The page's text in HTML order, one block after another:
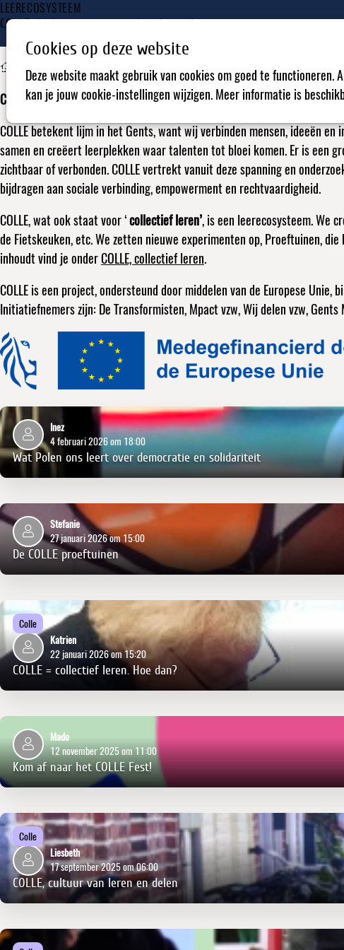
Cookies op deze website
Deze website maakt gebruik van cookies om goed te functioneren.
kan je jouw cookie-instellingen wijzigen. Meer informatie is
LEERECOSYSTEEM
COLLE, deel- en repareerstad in de maak
Praktijk Colle
COLLE is een sterk groeiend netwerk dat van delen en herstellen de
COLLE betekent lijm in het Gents, want wij verbinden mensen, ideeën
samen en creëert leerplekken waar talenten tot bloei komen. Er is een
zichtbaar of verbonden. COLLE vertrekt vanuit deze spanning en
bijdragen aan sociale verbinding, empowerment en rechtvaardigheid.
COLLE, wat ook staat voor ‘collectief leren’, is een leerecosysteem. We
de Fietskeuken, etc. We zetten nieuwe experimenten op, Proeftuinen,
inhoudt vind je onderCOLLE, collectief leren.
COLLE is een project, ondersteund door middelen van de Europese Unie,
Initiatiefnemers zijn: De Transformisten, Mpact vzw, Wij delen vzw,
Wat Polen ons leert over democratie en solidariteit
Inez
4 februari 2026 om 18:00
De COLLE proeftuinen
Stefanie
27 januari 2026 om 15:00
COLLE = collectief leren. Hoe dan?
Katrien
22 januari 2026 om 15:20
Colle
Kom af naar het COLLE Fest!
Mado
12 november 2025 om 11:00
COLLE, cultuur van leren en delen
Liesbeth
17 september 2025 om 06:00
Colle